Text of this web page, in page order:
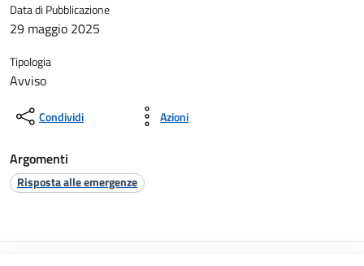
Data di Pubblicazione
29 maggio 2025
Tipologia
Avviso
Condividi Azioni
Argomenti
Risposta alle emergenze